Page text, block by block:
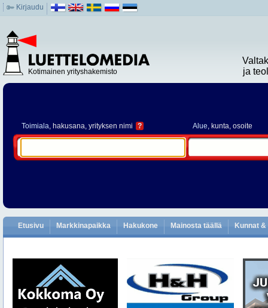
Kirjaudu
Kotimainen yrityshakemisto
ja
Toimiala, hakusana, yrityksen nimi ? Alue, kunta, osoite
Etusivu Markkinapaikka Hakukone Mainosta täällä Kunnat